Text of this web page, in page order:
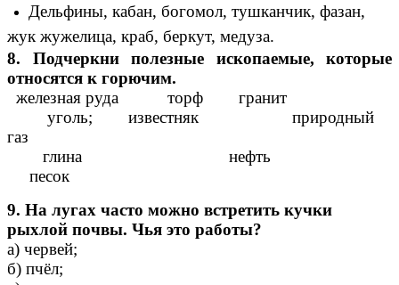
Дельфины, кабан, богомол, тушканчик, фазан,
жук жужелица, краб, беркут, медуза.
8. Подчеркни полезные ископаемые, которые
относятся к горючим.
железная руда торф гранит
уголь; известняк природный
газ
глина нефть
песок
9. На лугах часто можно встретить кучки
рыхлой почвы. Чья это работы?
а) червей;
б) пчёл;